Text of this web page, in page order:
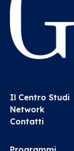
Il Centro Studi
Network
Contatti